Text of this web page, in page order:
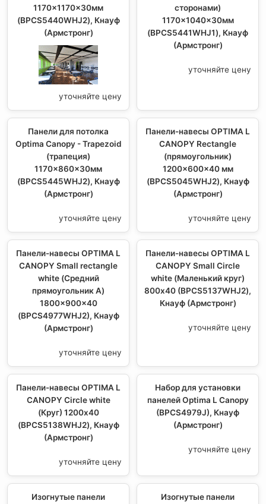
1170x1170x30мм
(BPCS5440WHJ2), Кнауф
(Армстронг)
уточняйте цену
сторонами)
1170x1040x30мм
(BPCS5441WHJ1), Кнауф
(Армстронг)
уточняйте цену
Панели для потолка
Optima Canopy - Trapezoid
(трапеция)
1170x860x30мм
(BPCS5445WHJ2), Кнауф
(Армстронг)
уточняйте цену
Панели-навесы OPTIMA L
CANOPY Rectangle
(прямоугольник)
1200x600x40 мм
(BPCS5045WHJ2), Кнауф
(Армстронг)
уточняйте цену
Панели-навесы OPTIMA L
CANOPY Small rectangle
white (Средний
прямоугольник А)
1800x900x40
(BPCS4977WHJ2), Кнауф
(Армстронг)
уточняйте цену
Панели-навесы OPTIMA L
CANOPY Small Circle
white (Маленький круг)
800х40 (BPCS5137WHJ2),
Кнауф (Армстронг)
уточняйте цену
Панели-навесы OPTIMA L
CANOPY Circle white
(Круг) 1200х40
(BPCS5138WHJ2), Кнауф
(Армстронг)
уточняйте цену
Набор для установки
панелей Optima L Canopy
(BPCS4979J), Кнауф
(Армстронг)
уточняйте цену
Изогнутые панели
Изогнутые панели